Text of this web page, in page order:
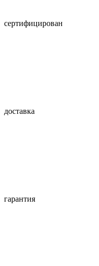
сертифицирован
доставка
гарантия